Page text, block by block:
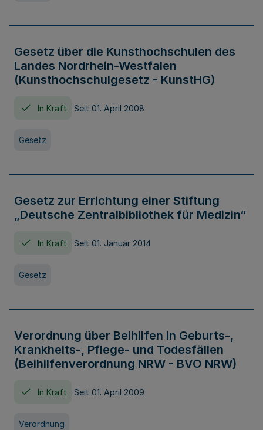
Gesetz über die Kunsthochschulen des
Landes Nordrhein-Westfalen
(Kunsthochschulgesetz - KunstHG)
In Kraft Seit 01. April 2008
Gesetz
Gesetz zur Errichtung einer Stiftung
„Deutsche Zentralbibliothek für Medizin“
In Kraft Seit 01. Januar 2014
Gesetz
Verordnung über Beihilfen in Geburts-,
Krankheits-, Pflege- und Todesfällen
(Beihilfenverordnung NRW - BVO NRW)
In Kraft Seit 01. April 2009
Verordnung